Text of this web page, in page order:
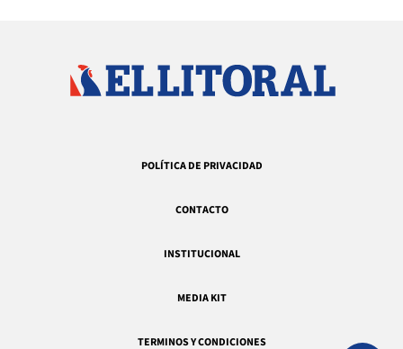
POLÍTICA DE PRIVACIDAD
CONTACTO
INSTITUCIONAL
MEDIA KIT
TERMINOS Y CONDICIONES